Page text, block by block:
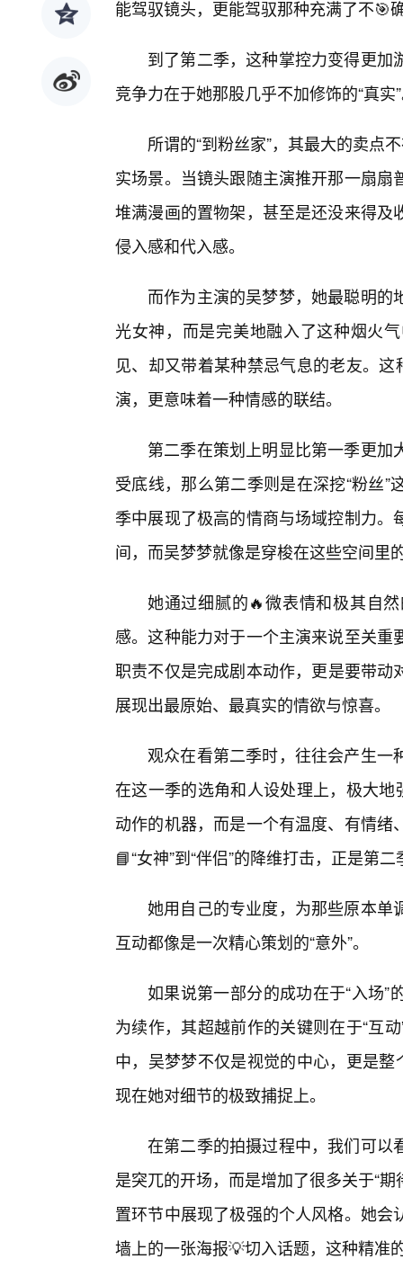
能驾驭镜头，更能驾驭那种充满了不🎯
到了第二季，这种掌控力变得更
竞争力在于她那股几乎不加修饰的“真实
所谓的“到粉丝家”，其最大的卖点
实场景。当镜头跟随主演推开那一扇
堆满漫画的置物架，甚至是还没来得
侵入感和代入感。
而作为主演的吴梦梦，她最聪明
光女神，而是完美地融入了这种烟火
见、却又带着某种禁忌气息的老友。
演，更意味着一种情感的联结。
第二季在策划上明显比第一季更
受底线，那么第二季则是在深挖“粉丝
季中展现了极高的情商与场域控制力
间，而吴梦梦就像是穿梭在这些空间里
她通过细腻的🔥微表情和极其自
感。这种能力对于一个主演来说至关
职责不仅是完成剧本动作，更是要带
展现出最原始、最真实的情欲与惊喜。
观众在看第二季时，往往会产生
在这一季的选角和人设处理上，极大
动作的机器，而是一个有温度、有情
📘“女神”到“伴侣”的降维打击，正是第
她用自己的专业度，为那些原本单
互动都像是一次精心策划的“意外”。
如果说第一部分的成功在于“入场
为续作，其超越前作的关键则在于“互
中，吴梦梦不仅是视觉的中心，更是
现在她对细节的极致捕捉上。
在第二季的拍摄过程中，我们可以
是突兀的开场，而是增加了很多关于“
置环节中展现了极强的个人风格。她
墙上的一张海报💡切入话题，这种精准